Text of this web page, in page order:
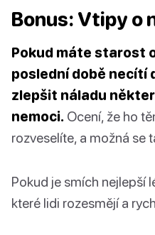
Bonus: Vtipy o
Pokud máte starost
poslední době necítí
zlepšit náladu
nemoci. Ocení, že ho
rozveselíte, a možná se
Pokud je smích nejlepší
které lidi rozesmějí a